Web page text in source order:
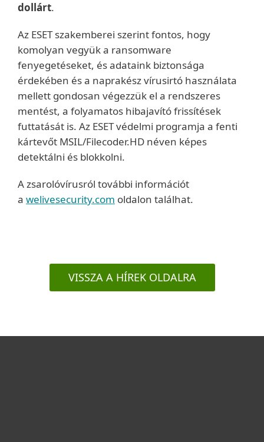
dollárt.
Az ESET szakemberei szerint fontos, hogy
komolyan vegyük a ransomware
fenyegetéseket, és adataink biztonsága
érdekében és a naprakész vírusirtó használata
mellett gondosan végezzük el a rendszeres
mentést, a folyamatos hibajavító frissítések
futtatását is. Az ESET védelmi programja a fenti
kártevőt MSIL/Filecoder.HD néven képes
detektálni és blokkolni.
A zsarolóvírusról további információt
a welivesecurity.com oldalon találhat.
VISSZA A HÍREK OLDALRA